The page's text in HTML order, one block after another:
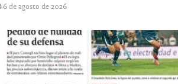
6 de agosto de 2026